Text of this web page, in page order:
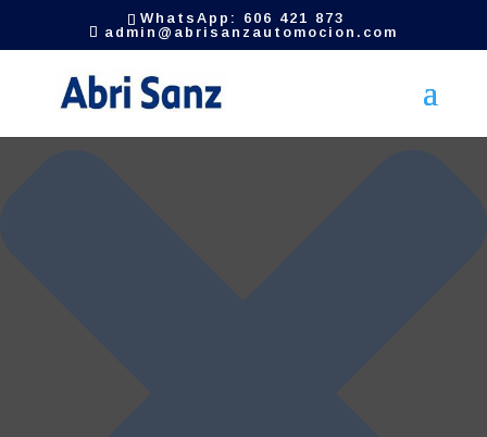
Gestionar el consentimiento de las cookies
WhatsApp: 606 421 873
admin@abrisanzautomocion.com